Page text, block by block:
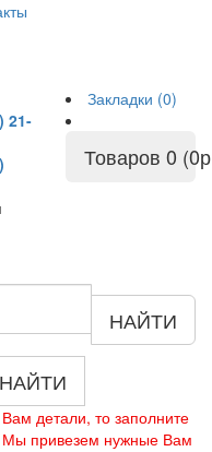
21-
Закладки (0)
Товаров 0
НАЙТИ
НАЙТИ
детали, то заполните
привезем нужные Вам